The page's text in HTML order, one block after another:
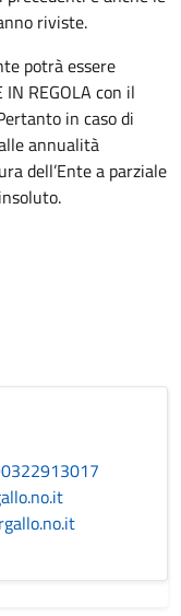
riviste.
potrà essere
REGOLA con il
in caso di
annualità
dell’Ente a parziale